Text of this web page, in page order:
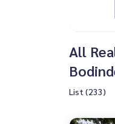
All
List (233)